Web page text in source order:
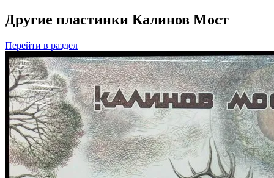
Другие пластинки Калинов Мост
Перейти в раздел